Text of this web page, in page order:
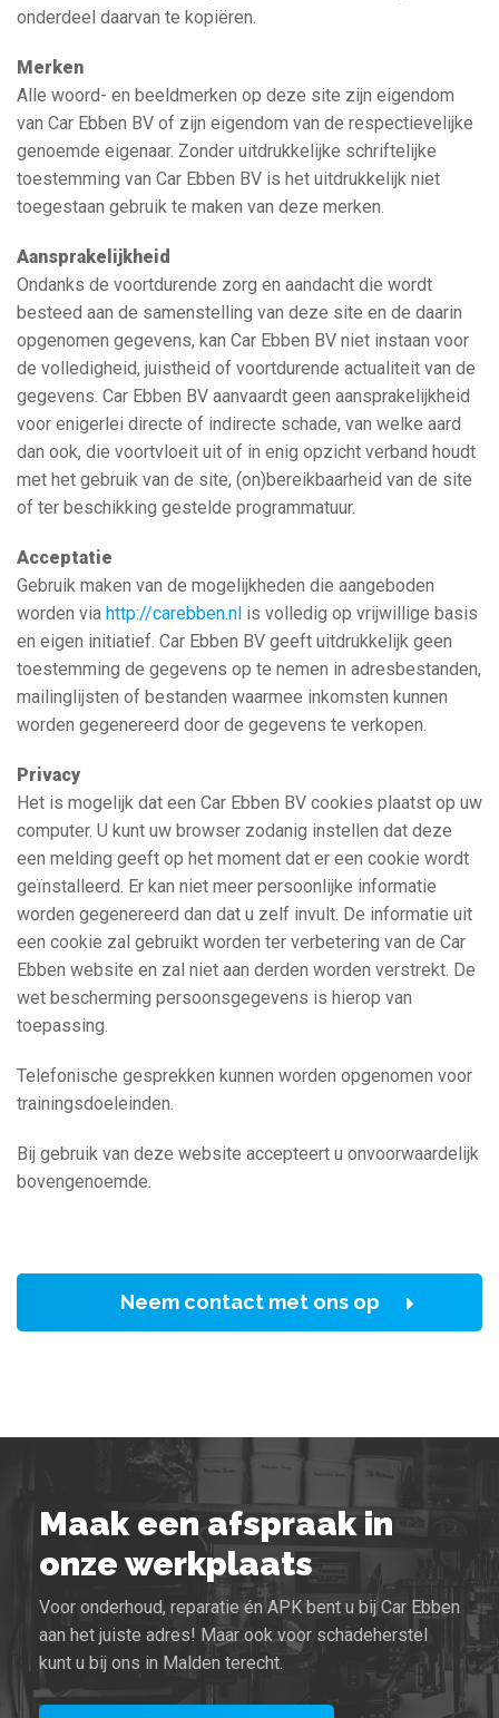
onderdeel daarvan te kopiëren.
Merken
Alle woord- en beeldmerken op deze site zijn eigendom
van Car Ebben BV of zijn eigendom van de respectievelijke
genoemde eigenaar. Zonder uitdrukkelijke schriftelijke
toestemming van Car Ebben BV is het uitdrukkelijk niet
toegestaan gebruik te maken van deze merken.
Aansprakelijkheid
Ondanks de voortdurende zorg en aandacht die wordt
besteed aan de samenstelling van deze site en de daarin
opgenomen gegevens, kan Car Ebben BV niet instaan voor
de volledigheid, juistheid of voortdurende actualiteit van de
gegevens. Car Ebben BV aanvaardt geen aansprakelijkheid
voor enigerlei directe of indirecte schade, van welke aard
dan ook, die voortvloeit uit of in enig opzicht verband houdt
met het gebruik van de site, (on)bereikbaarheid van de site
of ter beschikking gestelde programmatuur.
Acceptatie
Gebruik maken van de mogelijkheden die aangeboden
worden via http://carebben.nl is volledig op vrijwillige basis
en eigen initiatief. Car Ebben BV geeft uitdrukkelijk geen
toestemming de gegevens op te nemen in adresbestanden,
mailinglijsten of bestanden waarmee inkomsten kunnen
worden gegenereerd door de gegevens te verkopen.
Privacy
Het is mogelijk dat een Car Ebben BV cookies plaatst op uw
computer. U kunt uw browser zodanig instellen dat deze
een melding geeft op het moment dat er een cookie wordt
geïnstalleerd. Er kan niet meer persoonlijke informatie
worden gegenereerd dan dat u zelf invult. De informatie uit
een cookie zal gebruikt worden ter verbetering van de Car
Ebben website en zal niet aan derden worden verstrekt. De
wet bescherming persoonsgegevens is hierop van
toepassing.
Telefonische gesprekken kunnen worden opgenomen voor
trainingsdoeleinden.
Bij gebruik van deze website accepteert u onvoorwaardelijk
bovengenoemde.
Neem contact met ons op
Maak een afspraak in
onze werkplaats
Voor onderhoud, reparatie én APK bent u bij Car Ebben
aan het juiste adres! Maar ook voor schadeherstel
kunt u bij ons in Malden terecht.